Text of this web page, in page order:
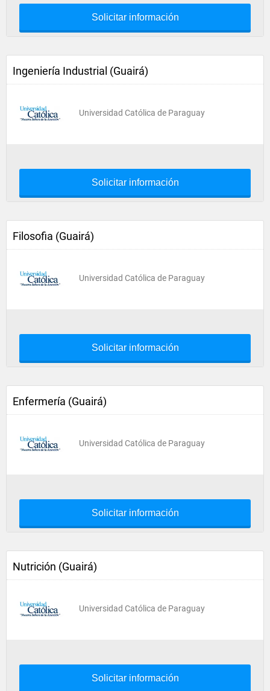
Solicitar información
Ingeniería Industrial (Guairá)
Universidad Católica de Paraguay
Solicitar información
Filosofia (Guairá)
Universidad Católica de Paraguay
Solicitar información
Enfermería (Guairá)
Universidad Católica de Paraguay
Solicitar información
Nutrición (Guairá)
Universidad Católica de Paraguay
Solicitar información